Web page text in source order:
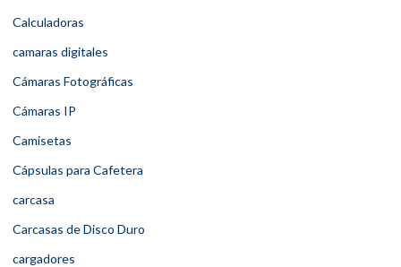
Calculadoras
camaras digitales
Cámaras Fotográficas
Cámaras IP
Camisetas
Cápsulas para Cafetera
carcasa
Carcasas de Disco Duro
cargadores